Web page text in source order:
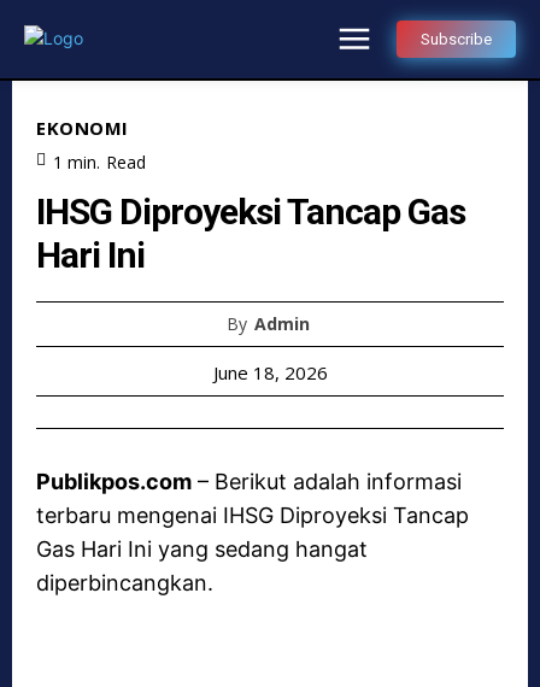
Subscribe
EKONOMI
1 min. Read
IHSG Diproyeksi Tancap Gas
Hari Ini
By Admin
June 18, 2026
Publikpos.com – Berikut adalah informasi
terbaru mengenai IHSG Diproyeksi Tancap
Gas Hari Ini yang sedang hangat
diperbincangkan.